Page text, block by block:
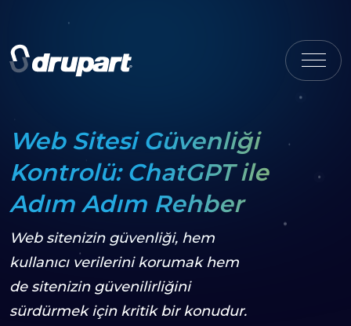
Web Sitesi Güvenliği
Kontrolü: ChatGPT ile
Adım Adım Rehber
Web sitenizin güvenliği, hem
kullanıcı verilerini korumak hem
de sitenizin güvenilirliğini
sürdürmek için kritik bir konudur.